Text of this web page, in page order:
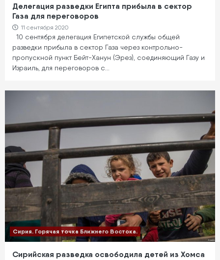
Делегация разведки Египта прибыла в сектор
Газа для переговоров
11 сентября 2020
10 сентября делегация Египетской службы общей
разведки прибыла в сектор Газа через контрольно-
пропускной пункт Бейт-Ханун (Эрез), соединяющий Газу и
Израиль, для переговоров с…
Сирия. Горячая точка Ближнего Востока.
Сирийская разведка освободила детей из Хомса